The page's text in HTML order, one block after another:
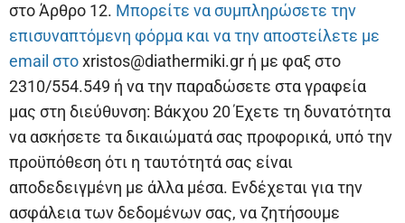
στο Άρθρο 12. Μπορείτε να συμπληρώσετε την
επισυναπτόμενη φόρμα και να την αποστείλετε με
email στοxristos@diathermiki.gr ή με φαξ στο
2310/554.549 ή να την παραδώσετε στα γραφεία
μας στη διεύθυνση: Βάκχου 20 Έχετε τη δυνατότητα
να ασκήσετε τα δικαιώματά σας προφορικά, υπό την
προϋπόθεση ότι η ταυτότητά σας είναι
αποδεδειγμένη με άλλα μέσα. Ενδέχεται για την
ασφάλεια των δεδομένων σας, να ζητήσουμε